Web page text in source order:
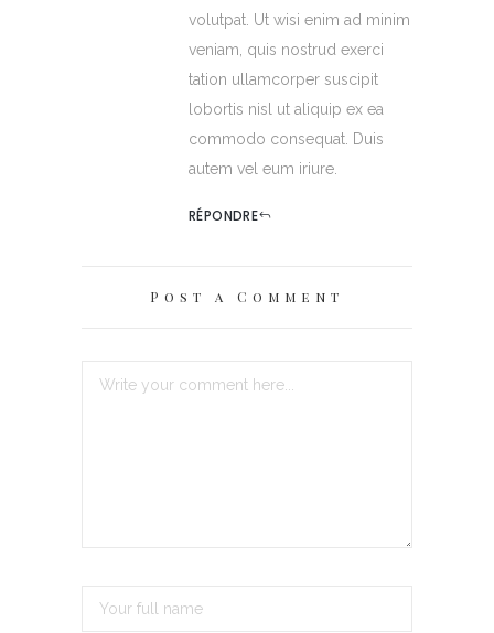
volutpat. Ut wisi enim ad minim
veniam, quis nostrud exerci
tation ullamcorper suscipit
lobortis nisl ut aliquip ex ea
commodo consequat. Duis
autem vel eum iriure.
RÉPONDRE
Post a Comment